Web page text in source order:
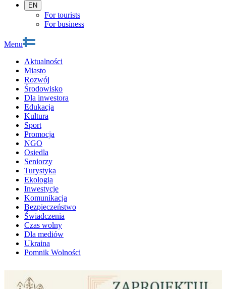
EN
For tourists
For business
Menu
Aktualności
Miasto
Rozwój
Środowisko
Dla inwestora
Edukacja
Kultura
Sport
Promocja
NGO
Osiedla
Seniorzy
Turystyka
Ekologia
Inwestycje
Komunikacja
Bezpieczeństwo
Świadczenia
Czas wolny
Dla mediów
Ukraina
Pomnik Wolności